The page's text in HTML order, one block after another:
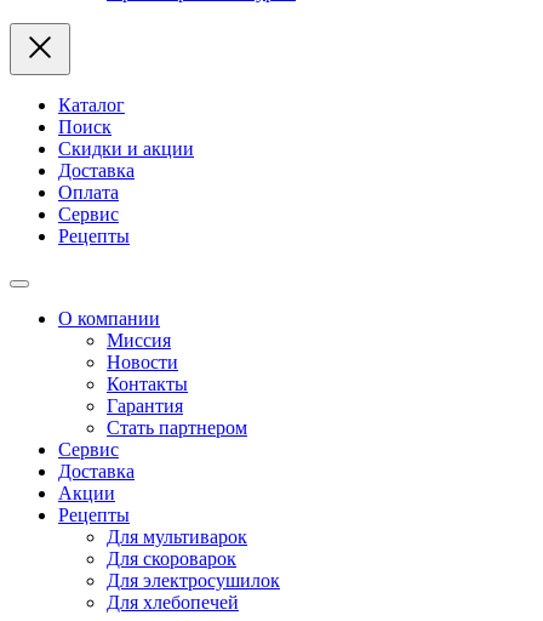
Каталог
Поиск
Скидки и акции
Доставка
Оплата
Сервис
Рецепты
О компании
Миссия
Новости
Контакты
Гарантия
Стать партнером
Сервис
Доставка
Акции
Рецепты
Для мультиварок
Для скороварок
Для электросушилок
Для хлебопечей